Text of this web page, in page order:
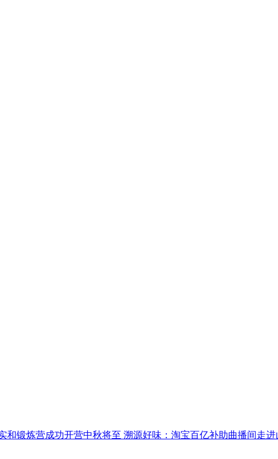
和锻炼营成功开营中秋将至 溯源好味：淘宝百亿补助曲播间走